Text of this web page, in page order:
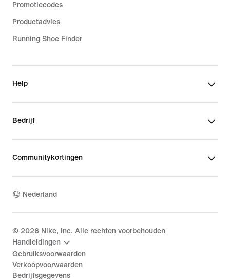
Promotiecodes
Productadvies
Running Shoe Finder
Help
Bedrijf
Communitykortingen
Nederland
© 2026 Nike, Inc. Alle rechten voorbehouden
Handleidingen
Gebruiksvoorwaarden
Verkoopvoorwaarden
Bedrijfsgegevens